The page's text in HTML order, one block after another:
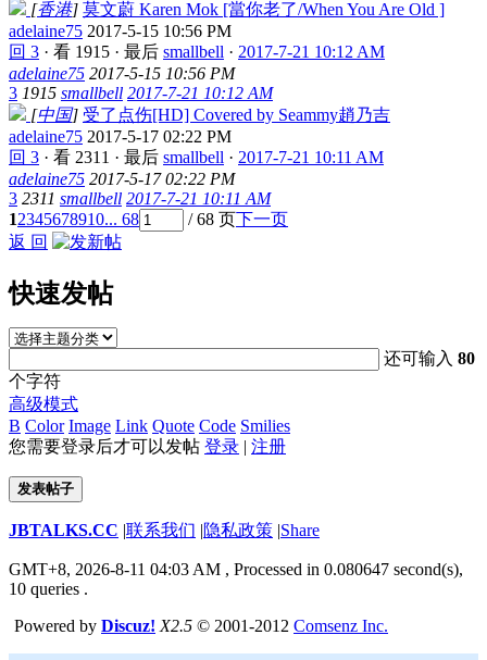
[香港] 莫文蔚 Karen Mok [當你老了/When You Are Old ]
adelaine75 2017-5-15 10:56 PM
回 3 · 看 1915 · 最后 smallbell · 2017-7-21 10:12 AM
adelaine75 2017-5-15 10:56 PM
3 1915 smallbell 2017-7-21 10:12 AM
[中国] 受了点伤[HD] Covered by Seammy趙乃吉
adelaine75 2017-5-17 02:22 PM
回 3 · 看 2311 · 最后 smallbell · 2017-7-21 10:11 AM
adelaine75 2017-5-17 02:22 PM
3 2311 smallbell 2017-7-21 10:11 AM
12345678910... 68 / 68 页下一页
返 回
快速发帖
还可输入80
个字符
高级模式
B Color Image Link Quote Code Smilies
您需要登录后才可以发帖 登录 | 注册
发表帖子
JBTALKS.CC |联系我们 |隐私政策 |Share
GMT+8, 2026-8-11 04:03 AM , Processed in 0.080647 second(s),
10 queries .
Powered by Discuz! X2.5 © 2001-2012 Comsenz Inc.